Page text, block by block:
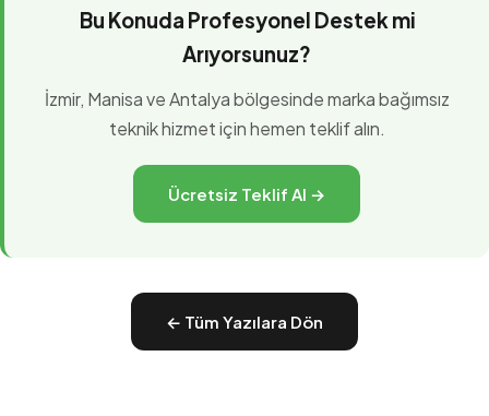
Bu Konuda Profesyonel Destek mi
Arıyorsunuz?
İzmir, Manisa ve Antalya bölgesinde marka bağımsız
teknik hizmet için hemen teklif alın.
Ücretsiz Teklif Al →
← Tüm Yazılara Dön